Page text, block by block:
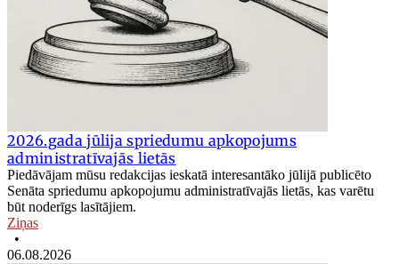
2026.gada jūlija spriedumu apkopojums
administratīvajās lietās
Piedāvājam mūsu redakcijas ieskatā interesantāko jūlijā publicēto
Senāta spriedumu apkopojumu administratīvajās lietās, kas varētu
būt noderīgs lasītājiem.
Ziņas
•
06.08.2026